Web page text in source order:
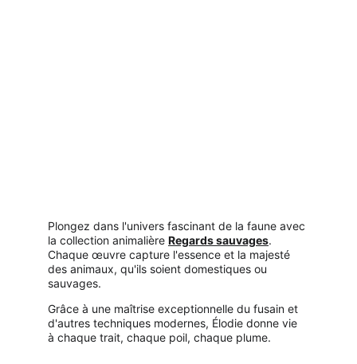
Plongez dans l'univers fascinant de la faune avec
la collection animalière Regards sauvages.
Chaque œuvre capture l'essence et la majesté
des animaux, qu'ils soient domestiques ou
sauvages.
Grâce à une maîtrise exceptionnelle du fusain et
d'autres techniques modernes, Élodie donne vie
à chaque trait, chaque poil, chaque plume.